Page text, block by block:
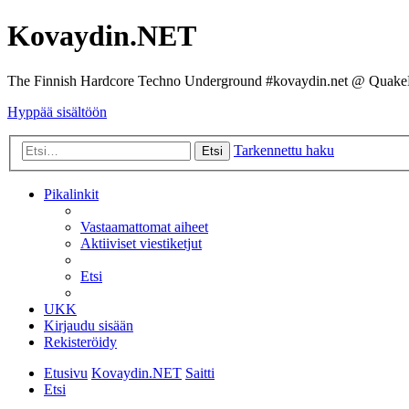
Kovaydin.NET
The Finnish Hardcore Techno Underground #kovaydin.net @
Hyppää sisältöön
Etsi Tarkennettu haku
Pikalinkit
Vastaamattomat aiheet
Aktiiviset viestiketjut
Etsi
UKK
Kirjaudu sisään
Rekisteröidy
Etusivu Kovaydin.NET Saitti
Etsi